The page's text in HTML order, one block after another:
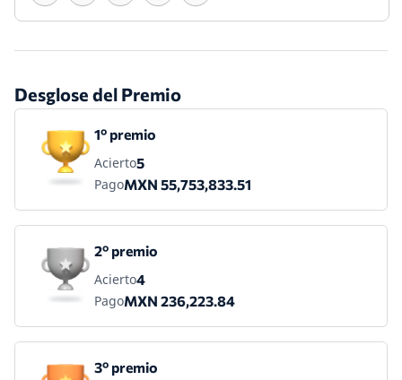
Desglose del Premio
1º premio
Acierto5
PagoMXN 55,753,833.51
2º premio
Acierto4
PagoMXN 236,223.84
3º premio